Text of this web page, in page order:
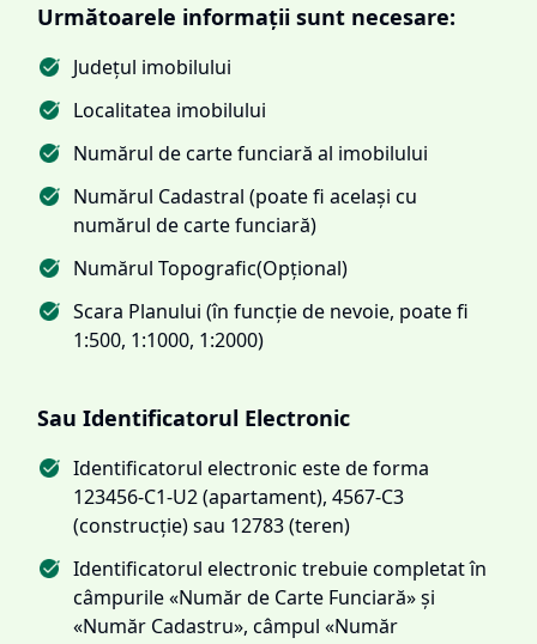
Următoarele informații sunt necesare:
Județul imobilului
Localitatea imobilului
Numărul de carte funciară al imobilului
Numărul Cadastral (poate fi același cu
numărul de carte funciară)
Numărul Topografic(Opțional)
Scara Planului (în funcție de nevoie, poate fi
1:500, 1:1000, 1:2000)
Sau Identificatorul Electronic
Identificatorul electronic este de forma
123456-C1-U2 (apartament), 4567-C3
(construcție) sau 12783 (teren)
Identificatorul electronic trebuie completat în
câmpurile «Număr de Carte Funciară» și
«Număr Cadastru», câmpul «Număr